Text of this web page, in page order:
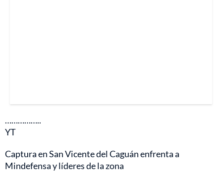
……………..
YT
Captura en San Vicente del Caguán enfrenta a
Mindefensa y líderes de la zona